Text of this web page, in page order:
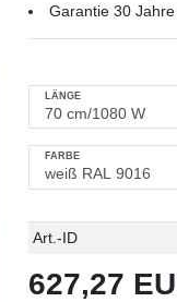
Garantie 30
LÄNGE
FARBE
Technisches
Wert
Art.-ID
627,27